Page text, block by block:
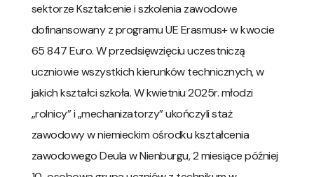
sektorze Kształcenie i szkolenia zawodowe
dofinansowany z programu UE Erasmus+ w kwocie
65 847 Euro. W przedsięwzięciu uczestniczą
uczniowie wszystkich kierunków technicznych, w
jakich kształci szkoła. W kwietniu 2025r. młodzi
„rolnicy” i „mechanizatorzy” ukończyli staż
zawodowy w niemieckim ośrodku kształcenia
zawodowego Deula w Nienburgu, 2 miesiące później